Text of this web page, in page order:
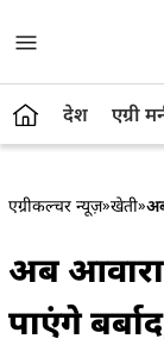
देश एग्री
एग्रीकल्चर न्यूज़»खेती»
अब
पाएंगे